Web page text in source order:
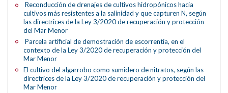
Reconducción de drenajes de cultivos hidropónicos hacia
cultivos más resistentes a la salinidad y que capturen N, según
las directrices de la Ley 3/2020 de recuperación y protección
del Mar Menor
Parcela artificial de demostración de escorrentía, en el
contexto de la Ley 3/2020 de recuperación y protección del
Mar Menor
El cultivo del algarrobo como sumidero de nitratos, según las
directrices de la Ley 3/2020 de recuperación y protección del
Mar Menor